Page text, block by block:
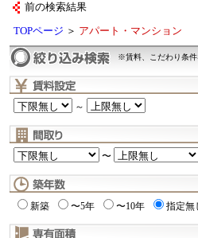
前の検索結果
TOPページ ＞ アパート・マンション
※賃料、こだわり条
～
〜
新築 〜5年 〜10年 指定無